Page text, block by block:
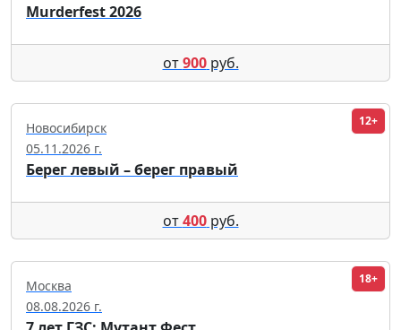
Murderfest 2026
от900руб.
12+
Новосибирск
05.11.2026 г.
Берег левый – берег правый
от400руб.
18+
Москва
08.08.2026 г.